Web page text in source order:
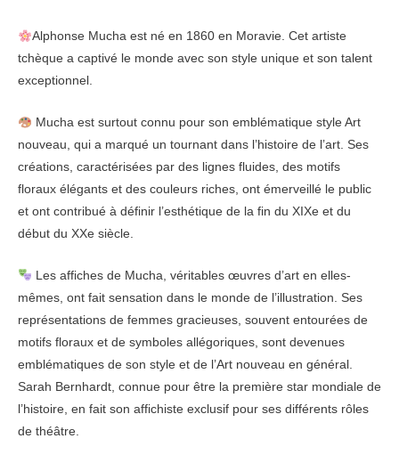
Alphonse Mucha est né en 1860 en Moravie. Cet artiste
tchèque a captivé le monde avec son style unique et son talent
exceptionnel.
Mucha est surtout connu pour son emblématique style Art
nouveau, qui a marqué un tournant dans l’histoire de l’art. Ses
créations, caractérisées par des lignes fluides, des motifs
floraux élégants et des couleurs riches, ont émerveillé le public
et ont contribué à définir l’esthétique de la fin du XIXe et du
début du XXe siècle.
Les affiches de Mucha, véritables œuvres d’art en elles-
mêmes, ont fait sensation dans le monde de l’illustration. Ses
représentations de femmes gracieuses, souvent entourées de
motifs floraux et de symboles allégoriques, sont devenues
emblématiques de son style et de l’Art nouveau en général.
Sarah Bernhardt, connue pour être la première star mondiale de
l’histoire, en fait son affichiste exclusif pour ses différents rôles
de théâtre.